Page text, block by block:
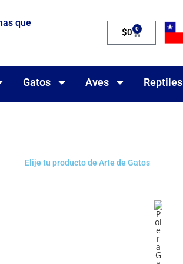
que
$0 0
Gatos Aves Reptiles
Elije tu producto de Arte de Gatos